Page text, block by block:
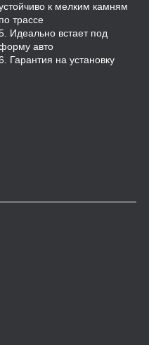
к мелким камням
по трассе
Идеально встает под
авто
Гарантия на установку